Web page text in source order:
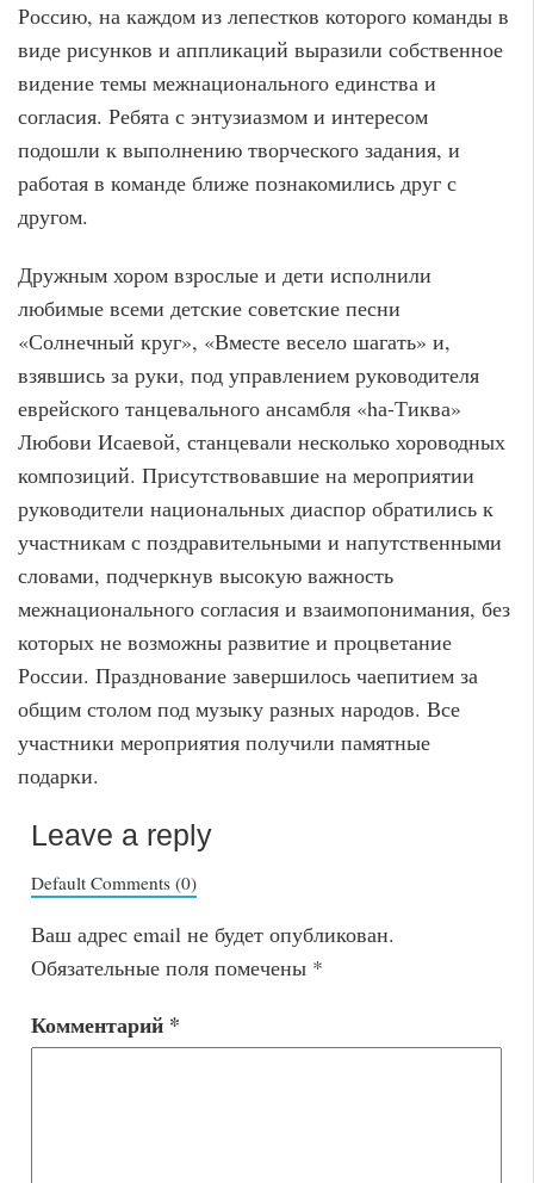
Россию, на каждом из лепестков которого команды в
виде рисунков и аппликаций выразили собственное
видение темы межнационального единства и
согласия. Ребята с энтузиазмом и интересом
подошли к выполнению творческого задания, и
работая в команде ближе познакомились друг с
другом.
Дружным хором взрослые и дети исполнили
любимые всеми детские советские песни
«Солнечный круг», «Вместе весело шагать» и,
взявшись за руки, под управлением руководителя
еврейского танцевального ансамбля «hа-Тиква»
Любови Исаевой, станцевали несколько хороводных
композиций. Присутствовавшие на мероприятии
руководители национальных диаспор обратились к
участникам с поздравительными и напутственными
словами, подчеркнув высокую важность
межнационального согласия и взаимопонимания, без
которых не возможны развитие и процветание
России. Празднование завершилось чаепитием за
общим столом под музыку разных народов. Все
участники мероприятия получили памятные
подарки.
Leave a reply
Default Comments (0)
Ваш адрес email не будет опубликован.
Обязательные поля помечены *
Комментарий *